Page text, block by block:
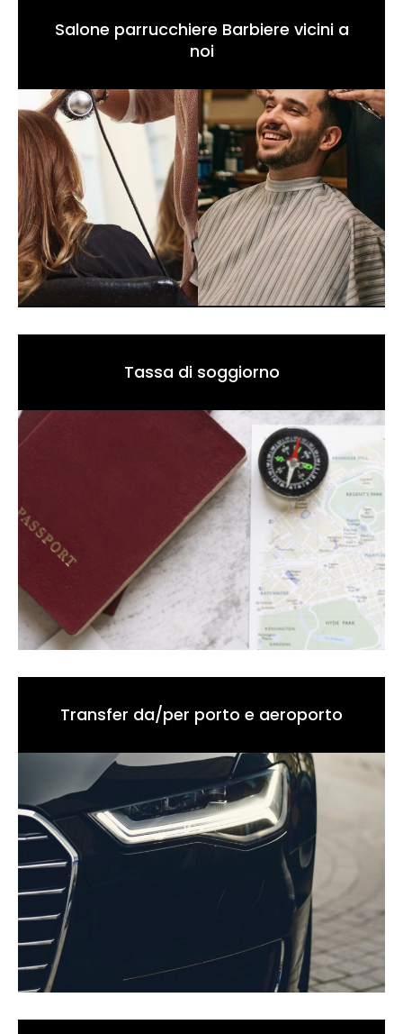
Salone parrucchiere Barbiere vicini a
noi
Tassa di soggiorno
Transfer da/per porto e aeroporto